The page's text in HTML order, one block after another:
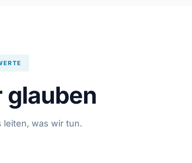
glauben
leiten, was wir tun.